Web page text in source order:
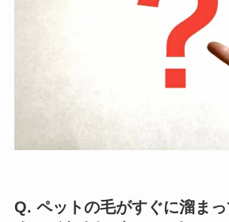
Q. ペットの毛がすぐに溜ま